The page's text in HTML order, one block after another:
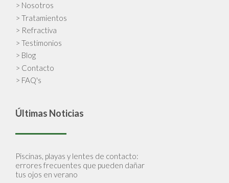
> Nosotros
> Tratamientos
> Refractiva
> Testimonios
> Blog
> Contacto
> FAQ's
Últimas Noticias
Piscinas, playas y lentes de contacto:
errores frecuentes que pueden dañar
tus ojos en verano